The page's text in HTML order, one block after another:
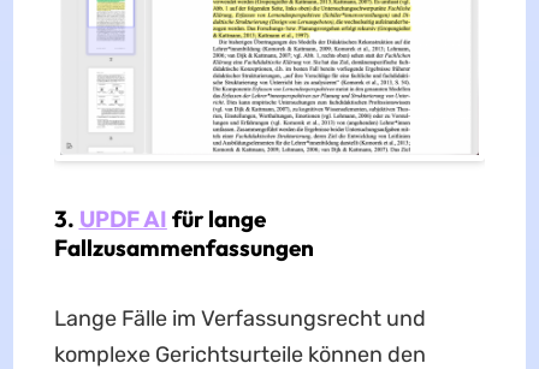
3. UPDF AI für lange
Fallzusammenfassungen
Lange Fälle im Verfassungsrecht und
komplexe Gerichtsurteile können den